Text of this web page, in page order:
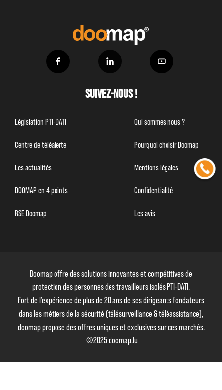
Suivez-nous !
Législation PTI-DATI
Centre de téléalerte
Les actualités
DOOMAP en 4 points
RSE Doomap
Qui sommes nous ?
Pourquoi choisir Doomap
Mentions légales
Confidentialité
Les avis
Doomap offre des solutions innovantes et compétitives de
protection des personnes des travailleurs isolés PTI-DATI.
Fort de l’expérience de plus de 20 ans de ses dirigeants fondateurs
dans les métiers de la sécurité (télésurveillance & téléassistance),
doomap propose des offres uniques et exclusives sur ces marchés.
©2025 doomap.lu